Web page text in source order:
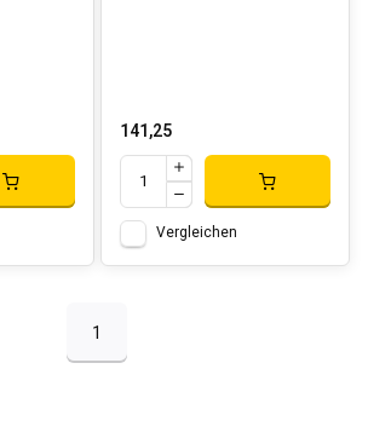
141,25
Vergleichen
1